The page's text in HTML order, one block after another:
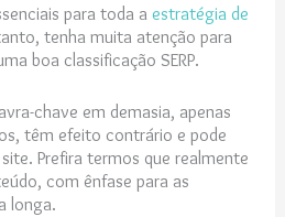
para toda aestratégia de
tenha muita atenção para
boa classificação SERP.
chave em demasia, apenas
têm efeito contrário e pode
Prefira termos que realmente
com ênfase para as
longa.